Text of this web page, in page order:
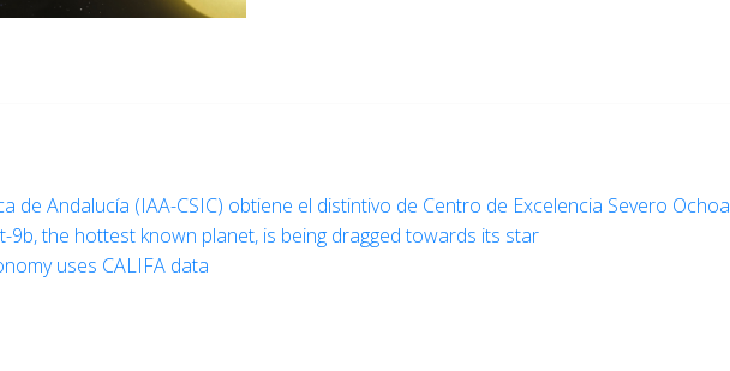
de Andalucía (IAA-CSIC) obtiene el distintivo de Centro de Excelencia Severo Ochoa
9b, the hottest known planet, is being dragged towards its star
uses CALIFA data